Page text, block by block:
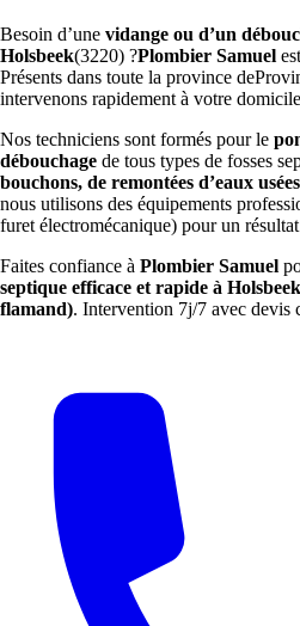
Besoin d’une vidange ou d’un
Holsbeek(3220) ?Plombier Samuel
Présents dans toute la province
intervenons rapidement à votre
Nos techniciens sont formés pour le
débouchage de tous types de fosses
bouchons, de remontées d’eaux
nous utilisons des équipements
furet électromécanique) pour un
Faites confiance à Plombier Samuel
septique efficace et rapide à
flamand). Intervention 7j/7 avec devis